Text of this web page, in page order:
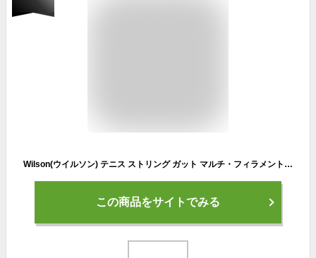
Wilson(ウイルソン) テニス ストリング ガット マルチ・フィラメント SENSATION 16(センセーション 16)単張り ナチュラル WRZ941000
この商品をサイトでみる